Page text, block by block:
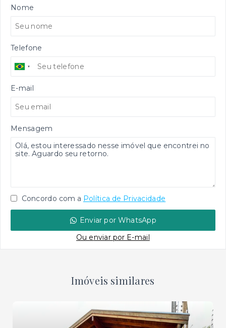
Nome
Telefone
E-mail
Mensagem
Concordo com a Política de Privacidade
Enviar por WhatsApp
Ou enviar por E-mail
Imóveis similares